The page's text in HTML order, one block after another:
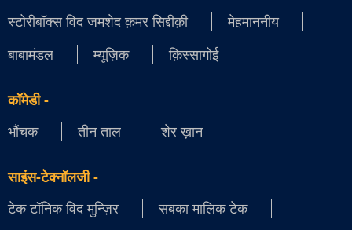
स्टोरीबॉक्स विद जमशेद क़मर सिद्दीक़ी
मेहमाननीय
बाबामंडल
म्यूज़िक क़िस्सागोई
कॉमेडी-
भौंचक
तीन ताल शेर ख़ान
साइंस-टेक्नॉलजी-
टेक टॉनिक विद मुन्ज़िर
सबका मालिक टेक